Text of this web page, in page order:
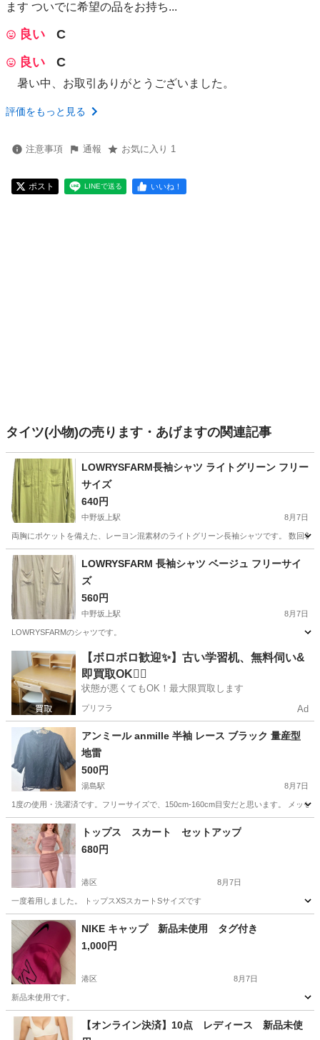
ます ついでに希望の品をお持ち...
良い
C
良い
C
暑い中、お取引ありがとうございました。
評価をもっと見る
注意事項 通報 お気に入り 1
ポスト LINEで送る いいね！
タイツ(小物)の売ります・あげますの関連記事
LOWRYSFARM長袖シャツ ライトグリーン フリー
サイズ
640円
中野坂上駅 8月7日
両胸にポケットを備えた、レーヨン混素材のライトグリーン長袖シャツです。 数回着
東京 中野区 シャツ
LOWRYSFARM 長袖シャツ ベージュ フリーサイ
ズ
560円
中野坂上駅 8月7日
LOWRYSFARMのシャツです。
東京 中野区 中野坂上駅 シャツ
【ボロボロ歓迎✨】古い学習机、無料伺い&
即買取OK🙆‍♀️
状態が悪くてもOK！最大限買取します
プリフラ Ad
アンミール anmille 半袖 レース ブラック 量産型
地雷
500円
湯島駅 8月7日
1度の使用・洗濯済です。フリーサイズで、150cm-160cm目安だと思います。 メッセ
東京 文京区 湯島駅 服/ファッション 地雷
トップス スカート セットアップ
680円
港区 8月7日
一度着用しました。 トップスXSスカートSサイズです
東京 港区 スカート セットアップ
NIKE キャップ 新品未使用 タグ付き
1,000円
港区 8月7日
新品未使用です。
東京 港区 小物 NIKE
【オンライン決済】10点 レディース 新品未使